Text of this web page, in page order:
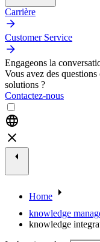
Carrière
Customer Service
Engageons la
Vous avez des
solutions ?
Contactez-nous
Home
knowledge
knowledge